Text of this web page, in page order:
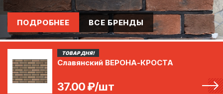
ПОДРОБНЕЕ ВСЕ БРЕНДЫ
ТОВАР ДНЯ!
Славянский ВЕРОНА-КРОСТА
37.00₽/шт